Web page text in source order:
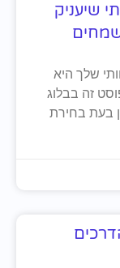
שיעניק
שלך היא
זה בבלוג
בעת בחירת